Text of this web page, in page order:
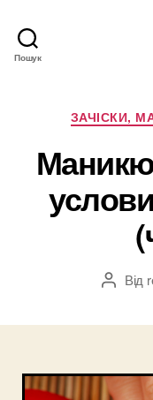
Пошук
ЗАЧІСКИ,
Автор
Від